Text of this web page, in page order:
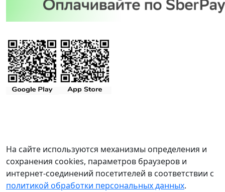
На сайте используются механизмы определения и
сохранения cookies, параметров браузеров и
интернет-соединений посетителей в соответствии с
политикой обработки персональных данных.